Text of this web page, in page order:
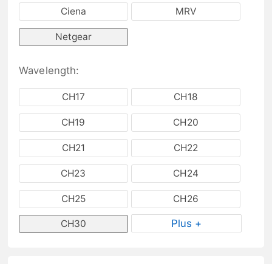
Ciena MRV
Netgear
Wavelength:
CH17 CH18
CH19 CH20
CH21 CH22
CH23 CH24
CH25 CH26
CH30 Plus +